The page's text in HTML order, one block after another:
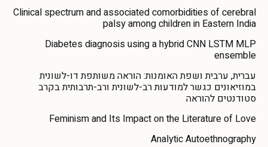
Clinical spectrum and associated comorbidities of cerebral
palsy among children in Eastern India
Diabetes diagnosis using a hybrid CNN LSTM MLP
ensemble
עברית, ערבית ושפת האומנות: הוראה משותפת דו-לשונית
במוזיאונים כגשר למודעות רב-לשונית ורב-תרבותית בקרב
סטודנטים להוראה
Feminism and Its Impact on the Literature of Love
Analytic Autoethnography